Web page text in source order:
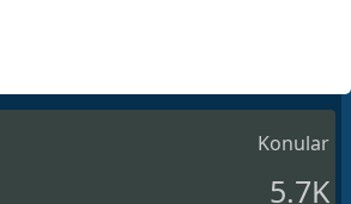
Konular
5.7K